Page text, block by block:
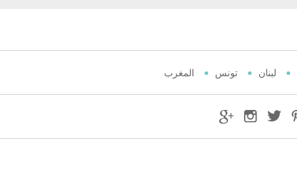
لبنان تونس المغرب